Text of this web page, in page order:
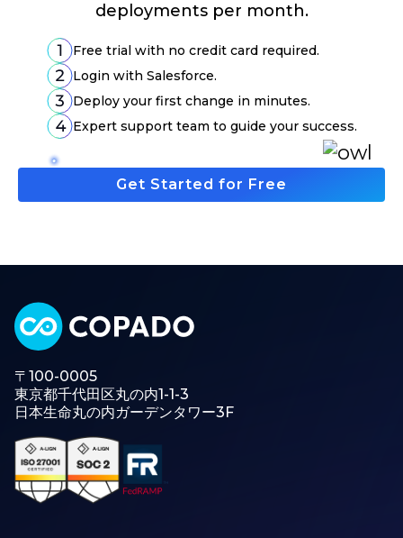
deployments per month.
Free trial with no credit card required.
Login with Salesforce.
Deploy your first change in minutes.
Expert support team to guide your success.
Get Started for Free
〒100-0005
東京都千代田区丸の内1-1-3
日本生命丸の内ガーデンタワー3F